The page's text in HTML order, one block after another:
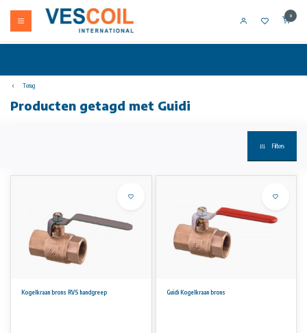
0
Terug
Producten getagd met Guidi
Filters
Kogelkraan brons RVS handgreep Guidi Kogelkraan brons